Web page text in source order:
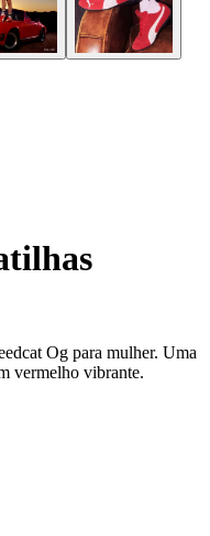
Og para mulher. Uma
vermelho vibrante.